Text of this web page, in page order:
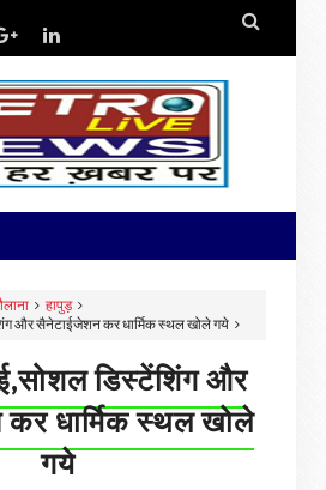

हापुड़
और सैनेटाईजेशन कर धार्मिक स्थल खोले गये
डिस्टेंशिंग और
धार्मिक स्थल खोले
गये